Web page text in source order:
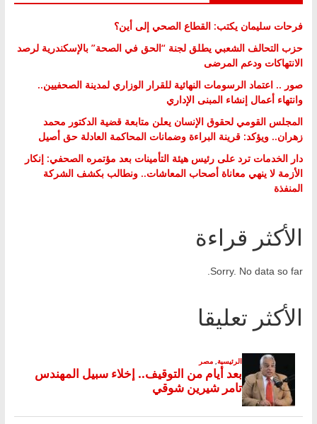
فرحات سليمان يكتب: القطاع الصحي إلى أين؟
حزب التحالف الشعبي يطلق لجنة “الحق في الصحة” بالإسكندرية لرصد
الانتهاكات ودعم المرضى
صور .. اعتماد الرسومات النهائية للقرار الوزاري لمدينة الصحفيين..
وانتهاء أعمال إنشاء المبنى الإداري
المجلس القومي لحقوق الإنسان يعلن متابعة قضية الدكتور محمد
زهران.. ويؤكد: قرينة البراءة وضمانات المحاكمة العادلة حق أصيل
دار الخدمات ترد على رئيس هيئة التأمينات بعد مؤتمره الصحفي: إنكار
الأزمة لا ينهي معاناة أصحاب المعاشات.. ونطالب بكشف الشركة
المنفذة
الأكثر قراءة
Sorry. No data so far.
الأكثر تعليقا